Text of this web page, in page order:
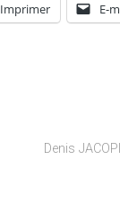
Imprimer E-
Denis